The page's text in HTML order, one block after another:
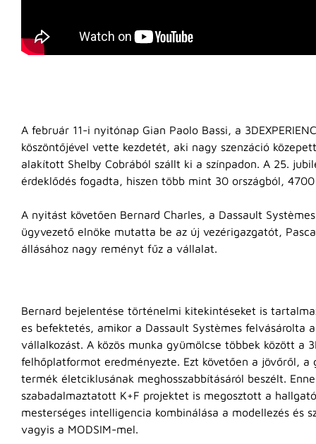
A február 11-i nyitónap Gian Paolo Bassi, a
köszöntőjével vette kezdetét, aki nagy szenzáció
alakított Shelby Cobrából szállt ki a színpadon. A 25.
érdeklődés fogadta, hiszen több mint 30 országból,
A nyitást követően Bernard Charles, a Dassault
ügyvezető elnöke mutatta be az új vezérigazgatót,
állásához nagy reményt fűz a vállalat.
Bernard bejelentése történelmi kitekintéseket is
es befektetés, amikor a Dassault Systèmes felvásárolta
vállalkozást. A közös munka gyümölcse többek között a
felhőplatformot eredményezte. Ezt követően a jövőről, a
termék életciklusának meghosszabbításáról beszélt.
szabadalmaztatott K+F projektet is megosztott a
mesterséges intelligencia kombinálása a modellezés és
vagyis a MODSIM-mel.